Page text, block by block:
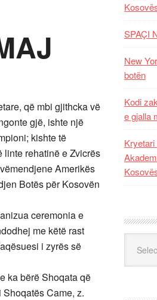
që mbi gjithcka vë
gjë, ishte një
kishte të
linte rehatinë e Zvicrës
Amerikës
Botës për Kosovën
ceremonia e
me këtë rast
i zyrës së
ka bërë Shoqata që
Came, z.
SPAÇI
New
botën
Kodi
e gjalla